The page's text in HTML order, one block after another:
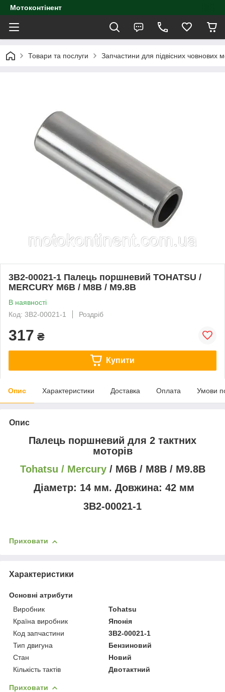
Мотоконтінент
Товари та послуги Запчастини для підвісних човнових
3B2-00021-1 Палець поршневий TOHATSU /
MERCURY M6B / M8B / M9.8B
В наявності
Код: 3B2-00021-1
Роздріб
317 ₴
Купити
Опис Характеристики Доставка Оплата Умови
Опис
Палець поршневий для 2 тактних
моторів
Tohatsu / Mercury/ M6B / M8B/ M9.8B
Діаметр: 14 мм. Довжина: 42 мм
3B2-00021-1
Приховати
Характеристики
Основні атрибути
Виробник
Tohatsu
Країна виробник
Японія
Код запчастини
3B2-00021-1
Тип двигуна
Бензиновий
Стан
Новий
Кількість тактів
Двотактний
Приховати